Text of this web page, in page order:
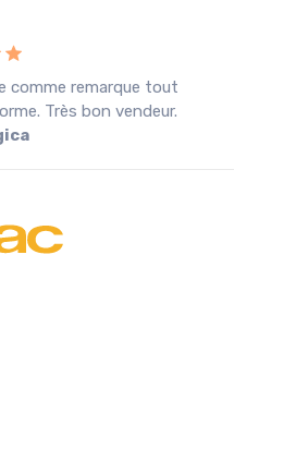
comme remarque tout
Très bon vendeur.